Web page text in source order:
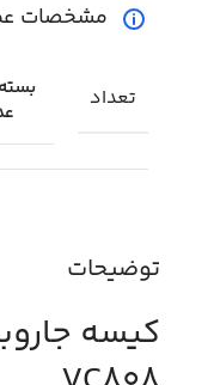
توضیحات
کیسه
مشخصات
تعداد